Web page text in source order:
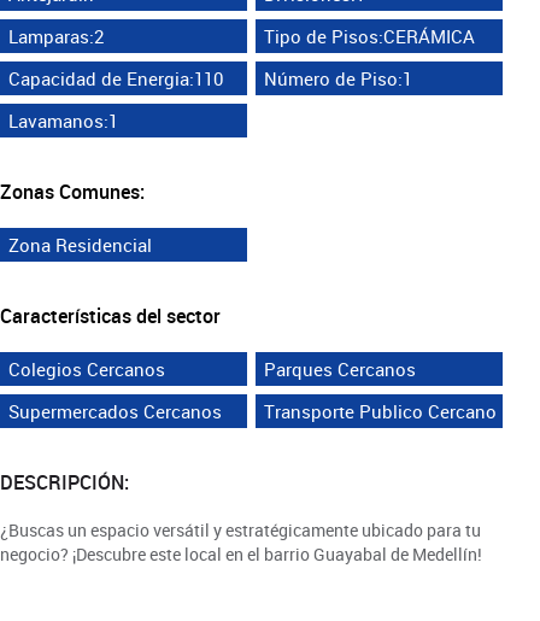
Lamparas:2
Tipo de Pisos:CERÁMICA
Capacidad de Energia:110
Número de Piso:1
Lavamanos:1
Zonas Comunes:
Zona Residencial
Características del sector
Colegios Cercanos
Parques Cercanos
Supermercados Cercanos
Transporte Publico Cercano
DESCRIPCIÓN:
¿Buscas un espacio versátil y estratégicamente ubicado para tu
negocio? ¡Descubre este local en el barrio Guayabal de Medellín!